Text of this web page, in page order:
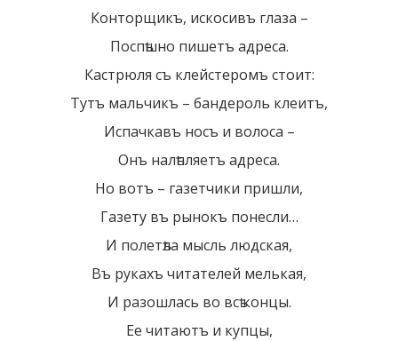
Конторщикъ, искосивъ глаза –
Поспѣшно пишетъ адреса.
Кастрюля съ клейстеромъ стоит:
Тутъ мальчикъ – бандероль клеитъ,
Испачкавъ носъ и волоса –
Онъ налѣпляетъ адреса.
Но вотъ – газетчики пришли,
Газету въ рынокъ понесли…
И полетѣла мысль людская,
Въ рукахъ читателей мелькая,
И разошлась во всѣ концы.
Ее читаютъ и купцы,